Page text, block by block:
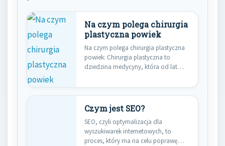
Na czym polega chirurgia
plastyczna powiek
Na czym polega chirurgia plastyczna
powiek: Chirurgia plastyczna to
dziedzina medycyny, która od lat
Czym jest SEO?
SEO, czyli optymalizacja dla
wyszukiwarek internetowych, to
proces, który ma na celu poprawę